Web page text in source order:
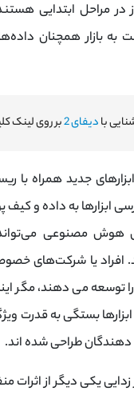
در مراحل ابتدایی
به بازار همچنان
بادیفای 2 بر روی لینک
جدید همراه با
ابزارها به داده و
هوش مصنوعی
افراد یا شرکت‌های
می دهند، مگر
بستگی به قدرت
طراحی شده اند.
یکی دیگر از